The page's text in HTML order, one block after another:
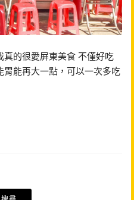
的很愛屏東美食 不僅好吃
能再大一點，可以一次多吃